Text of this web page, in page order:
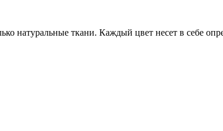
натуральные ткани. Каждый цвет несет в себе